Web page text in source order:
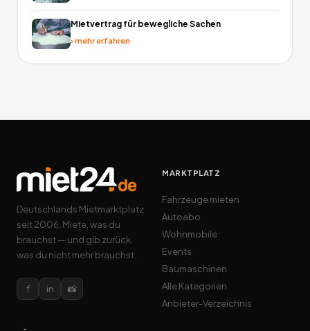
Mietvertrag für bewegliche Sachen
›mehr erfahren
Deutschlands Mietmarktplatz
seit 2006. Miete, was du
brauchst — und gib zurück,
was du nicht mehr brauchst.
f in 📸
MARKTPLATZ
Fahrzeuge mieten
Autoabo
Wohnmobile
Events
Baumaschinen
Alle Kategorien
Anbieter-Verzeichnis